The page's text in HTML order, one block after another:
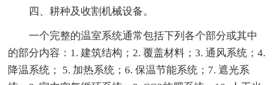
四、耕种及收割机械设备。
一个完整的温室系统通常包括下列各个部分或其中
的部分内容：1. 建筑结构；2. 覆盖材料；3. 通风系统；4.
降温系统； 5. 加热系统；6. 保温节能系统；7. 遮光系